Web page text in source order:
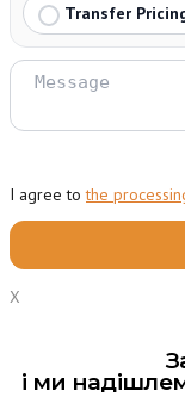
Transfer
I agree tothe
X
і ми